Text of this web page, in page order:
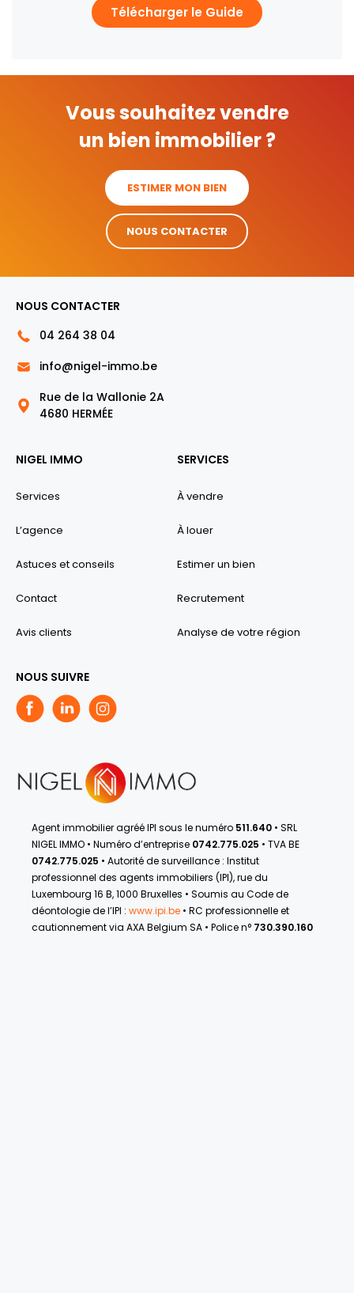
Télécharger le Guide
Vous souhaitez vendre
un bien immobilier ?
ESTIMER MON BIEN
NOUS CONTACTER
NOUS CONTACTER
04 264 38 04
info@nigel-immo.be
Rue de la Wallonie 2A
4680 HERMÉE
NIGEL IMMO
Services
L’agence
Astuces et conseils
Contact
Avis clients
SERVICES
À vendre
À louer
Estimer un bien
Recrutement
Analyse de votre région
NOUS SUIVRE
Agent immobilier agréé IPI sous le numéro 511.640 • SRL
NIGEL IMMO • Numéro d’entreprise 0742.775.025 • TVA BE
0742.775.025 • Autorité de surveillance : Institut
professionnel des agents immobiliers (IPI), rue du
Luxembourg 16 B, 1000 Bruxelles • Soumis au Code de
déontologie de l’IPI : www.ipi.be • RC professionnelle et
cautionnement via AXA Belgium SA • Police n° 730.390.160